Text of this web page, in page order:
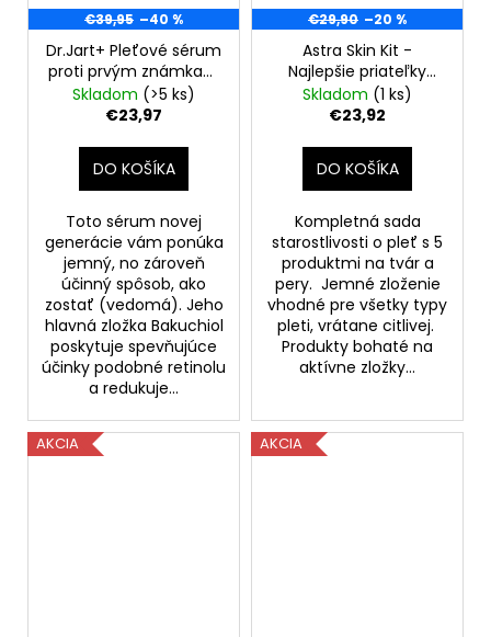
€39,95 –40 %
Dr.Jart+ Pleťové sérum
proti prvým známkam
starnutia
Prejuvenation (Firming
ml
Skladom (>5 ks)
€23,97
DO KOŠÍKA
Toto sérum novej
generácie vám ponúka
jemný, no zároveň
účinný spôsob, ako
zostať (vedomá). Jeho
hlavná zložka Bakuchiol
poskytuje spevňujúce
účinky podobné retinolu
a redukuje...
€29,90 –20 %
Astra Skin Kit -
Najlepšie priateľky
vašej pleti
Skladom (1 ks)
€23,92
DO KOŠÍKA
Kompletná sada
starostlivosti o pleť s 5
produktmi na tvár a
pery. Jemné zloženie
vhodné pre všetky typy
pleti, vrátane citlivej.
Produkty bohaté na
aktívne zložky...
AKCIA AKCIA